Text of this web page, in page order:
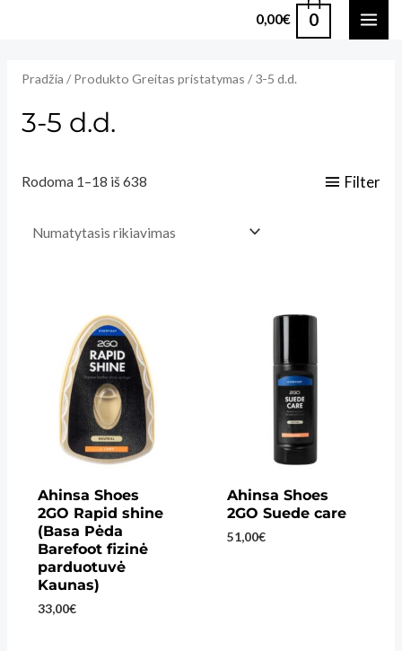
0,00€ 0
Pradžia / Produkto Greitas pristatymas / 3-5 d.d.
3-5 d.d.
Rodoma 1–18 iš 638 Filter
Ahinsa Shoes
2GO Rapid shine
(Basa Pėda
Barefoot fizinė
parduotuvė
Kaunas)
33,00€
Ahinsa Shoes
2GO Suede care
51,00€